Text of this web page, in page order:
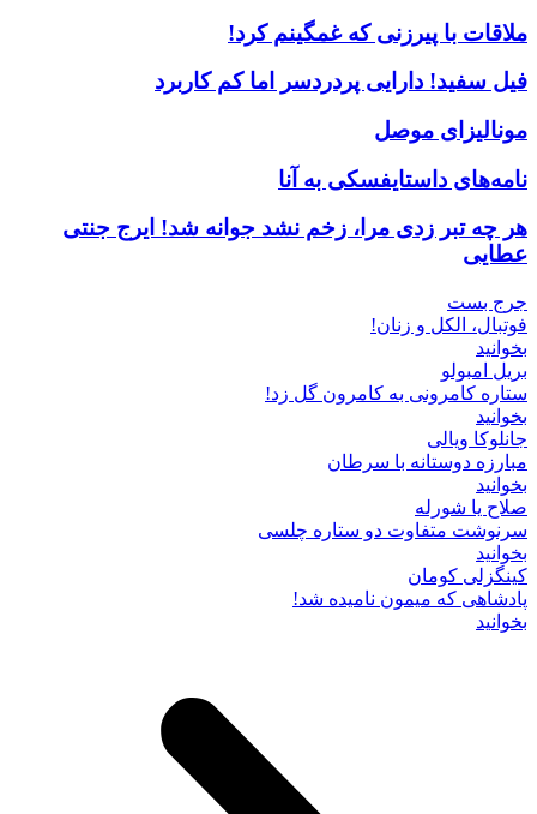
ملاقات با پیرزنی که غمگینم کرد!
فیل سفید! دارایی پردردسر اما کم کاربرد
مونالیزای موصل
نامه‌های داستایفسکی به آنا
هر چه تبر زدی مرا، زخم نشد جوانه شد! ایرج جنتی
عطایی
جرج بست
فوتبال، الکل و زنان!
بخوانید
بریل امبولو
ستاره کامرونی به کامرون گل زد!
بخوانید
جانلوکا ویالی
مبارزه دوستانه با سرطان
بخوانید
صلاح یا شورله
سرنوشت متفاوت دو ستاره چلسی
بخوانید
کینگزلی کومان
پادشاهی که میمون نامیده شد!
بخوانید